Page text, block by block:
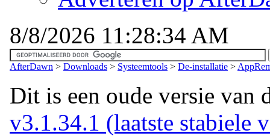
8/8/2026 11:28:34 AM
AfterDawn > Downloads > Systeemtools > De-installatie >
Dit is een oude versie van
v3.1.34.1 (laatste stabiele